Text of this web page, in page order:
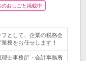
のおしごと掲載中
フとして、企業の税務会
務をお任せします！
士事務所・会計事務所